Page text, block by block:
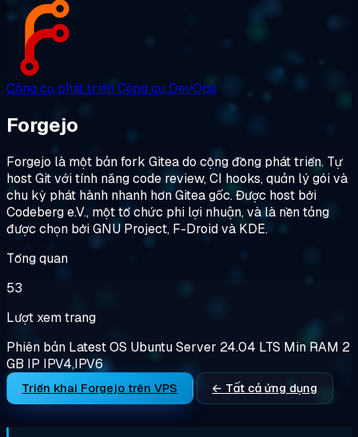
Công cụ phát triển Công cụ DevOps
Forgejo
Forgejo là một bản fork Gitea do cộng đồng phát triển. Tự
host Git với tính năng code review, CI hooks, quản lý gói và
chu kỳ phát hành nhanh hơn Gitea gốc. Được host bởi
Codeberg e.V., một tổ chức phi lợi nhuận, và là nền tảng
được chọn bởi GNU Project, F-Droid và KDE.
Tổng quan
53
Lượt xem trang
Phiên bản LatestOS Ubuntu Server 24.04 LTS Min RAM 2
GB IP IPV4,IPV6
Triển khai Forgejo trên VPS ← Tất cả ứng dụng